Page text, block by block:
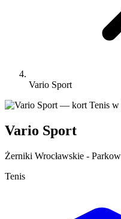
Vario Sport
Vario Sport
Żerniki Wrocławskie -
Tenis